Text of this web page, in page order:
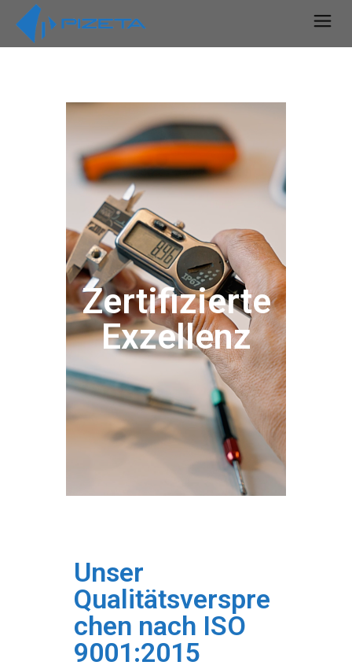
Zertifizierte
Exzellenz
Unser
Qualitätsverspre
chen nach ISO
9001:2015